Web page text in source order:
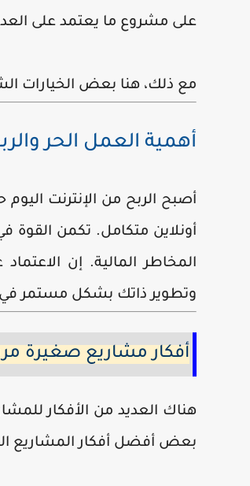
على مشروع ما يعتمد على
مع ذلك، هنا بعض الخيارات
أهمية العمل الحر
أصبح الربح من الإنترنت اليوم
أونلاين متكامل. تكمن القوة
المخاطر المالية. إن الاعتماد
وتطوير ذاتك بشكل مستمر في
أفكار مشاريع صغيرة
هناك العديد من الأفكار
بعض أفضل أفكار المشاريع